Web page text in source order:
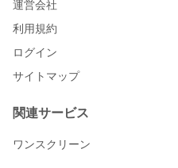
運営会社
利用規約
ログイン
サイトマップ
関連サービス
ワンスクリーン